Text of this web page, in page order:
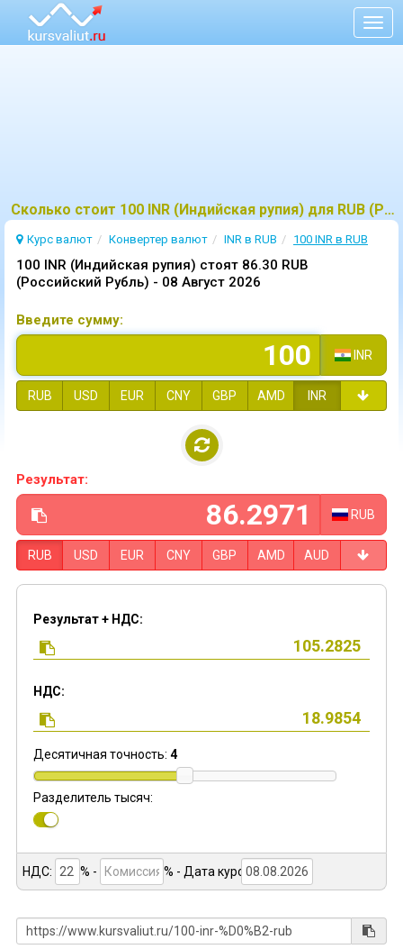
Сколько стоит 100 INR (Индийская pупия) для RUB (Российский Рубль)?
Курс валют Конвертер валют INR в RUB 100 INR в RUB
100 INR (Индийская pупия) стоят 86.30 RUB
(Российский Рубль) - 08 Август 2026
Введите сумму:
INR
RUB USD EUR CNY GBP AMD INR
Результат:
RUB
RUB USD EUR CNY GBP AMD AUD
Результат + НДС:
НДС:
Десятичная точность: 4
Разделитель тысяч:
НДС: % - % - Дата курса: